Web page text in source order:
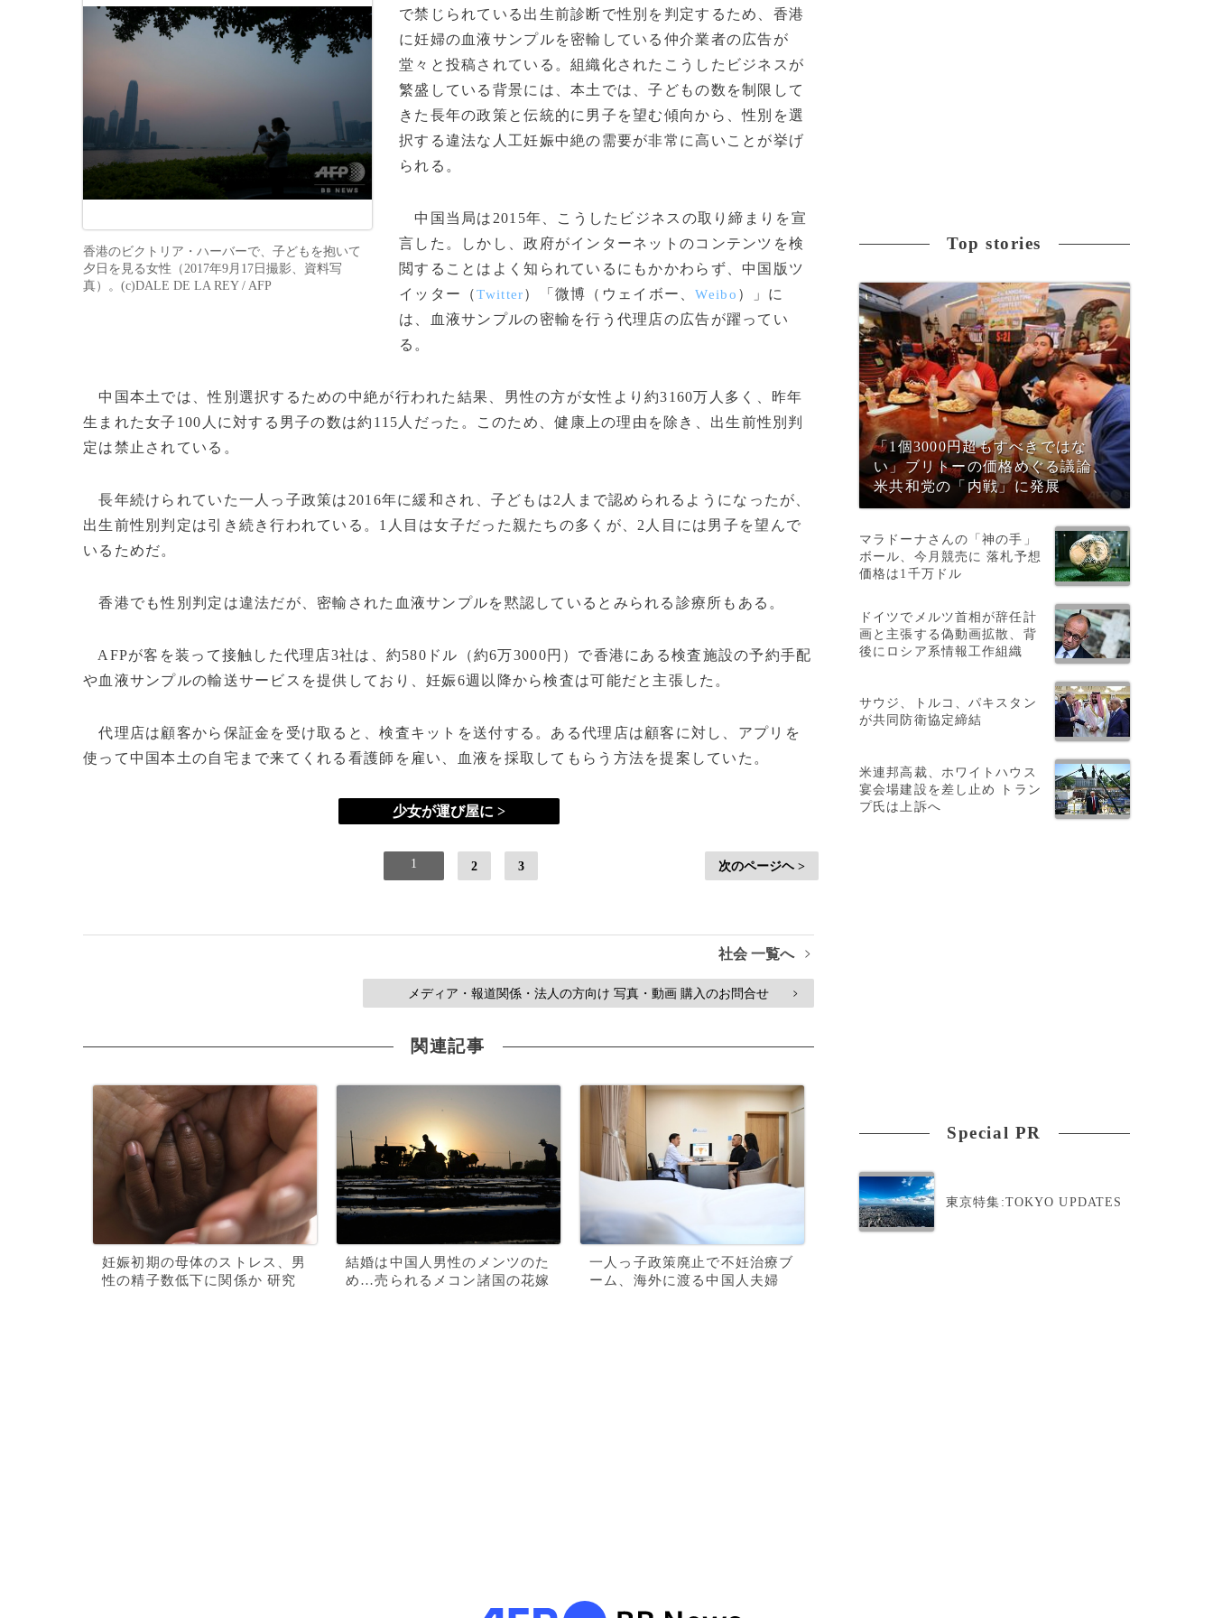
香港のビクトリア・ハーバーで、子どもを抱いて
夕日を見る女性（2017年9月17日撮影、資料写
真）。(c)DALE DE LA REY / AFP
で禁じられている出生前診断で性別を判定するため、香港
に妊婦の血液サンプルを密輸している仲介業者の広告が
堂々と投稿されている。組織化されたこうしたビジネスが
繁盛している背景には、本土では、子どもの数を制限して
きた長年の政策と伝統的に男子を望む傾向から、性別を選
択する違法な人工妊娠中絶の需要が非常に高いことが挙げ
られる。
中国当局は2015年、こうしたビジネスの取り締まりを宣
言した。しかし、政府がインターネットのコンテンツを検
閲することはよく知られているにもかかわらず、中国版ツ
イッター（Twitter）「微博（ウェイボー、Weibo ）」に
は、血液サンプルの密輸を行う代理店の広告が躍ってい
る。
中国本土では、性別選択するための中絶が行われた結果、男性の方が女性より約3160万人多く、昨年
生まれた女子100人に対する男子の数は約115人だった。このため、健康上の理由を除き、出生前性別判
定は禁止されている。
長年続けられていた一人っ子政策は2016年に緩和され、子どもは2人まで認められるようになったが、
出生前性別判定は引き続き行われている。1人目は女子だった親たちの多くが、2人目には男子を望んで
いるためだ。
香港でも性別判定は違法だが、密輸された血液サンプルを黙認しているとみられる診療所もある。
AFPが客を装って接触した代理店3社は、約580ドル（約6万3000円）で香港にある検査施設の予約手配
や血液サンプルの輸送サービスを提供しており、妊娠6週以降から検査は可能だと主張した。
代理店は顧客から保証金を受け取ると、検査キットを送付する。ある代理店は顧客に対し、アプリを
使って中国本土の自宅まで来てくれる看護師を雇い、血液を採取してもらう方法を提案していた。
少女が運び屋に >
1 2 3 次のページヘ >
社会 一覧へ >
メディア・報道関係・法人の方向け 写真・動画 購入のお問合せ >
関連記事
妊娠初期の母体のストレス、男
性の精子数低下に関係か 研究
結婚は中国人男性のメンツのた
め…売られるメコン諸国の花嫁
一人っ子政策廃止で不妊治療ブ
ーム、海外に渡る中国人夫婦
Top stories
「1個3000円超もすべきではな
い」ブリトーの価格めぐる議論、
米共和党の「内戦」に発展
マラドーナさんの「神の手」
ボール、今月競売に 落札予想
価格は1千万ドル
ドイツでメルツ首相が辞任計
画と主張する偽動画拡散、背
後にロシア系情報工作組織
サウジ、トルコ、パキスタン
が共同防衛協定締結
米連邦高裁、ホワイトハウス
宴会場建設を差し止め トラン
プ氏は上訴へ
Special PR
東京特集:TOKYO UPDATES